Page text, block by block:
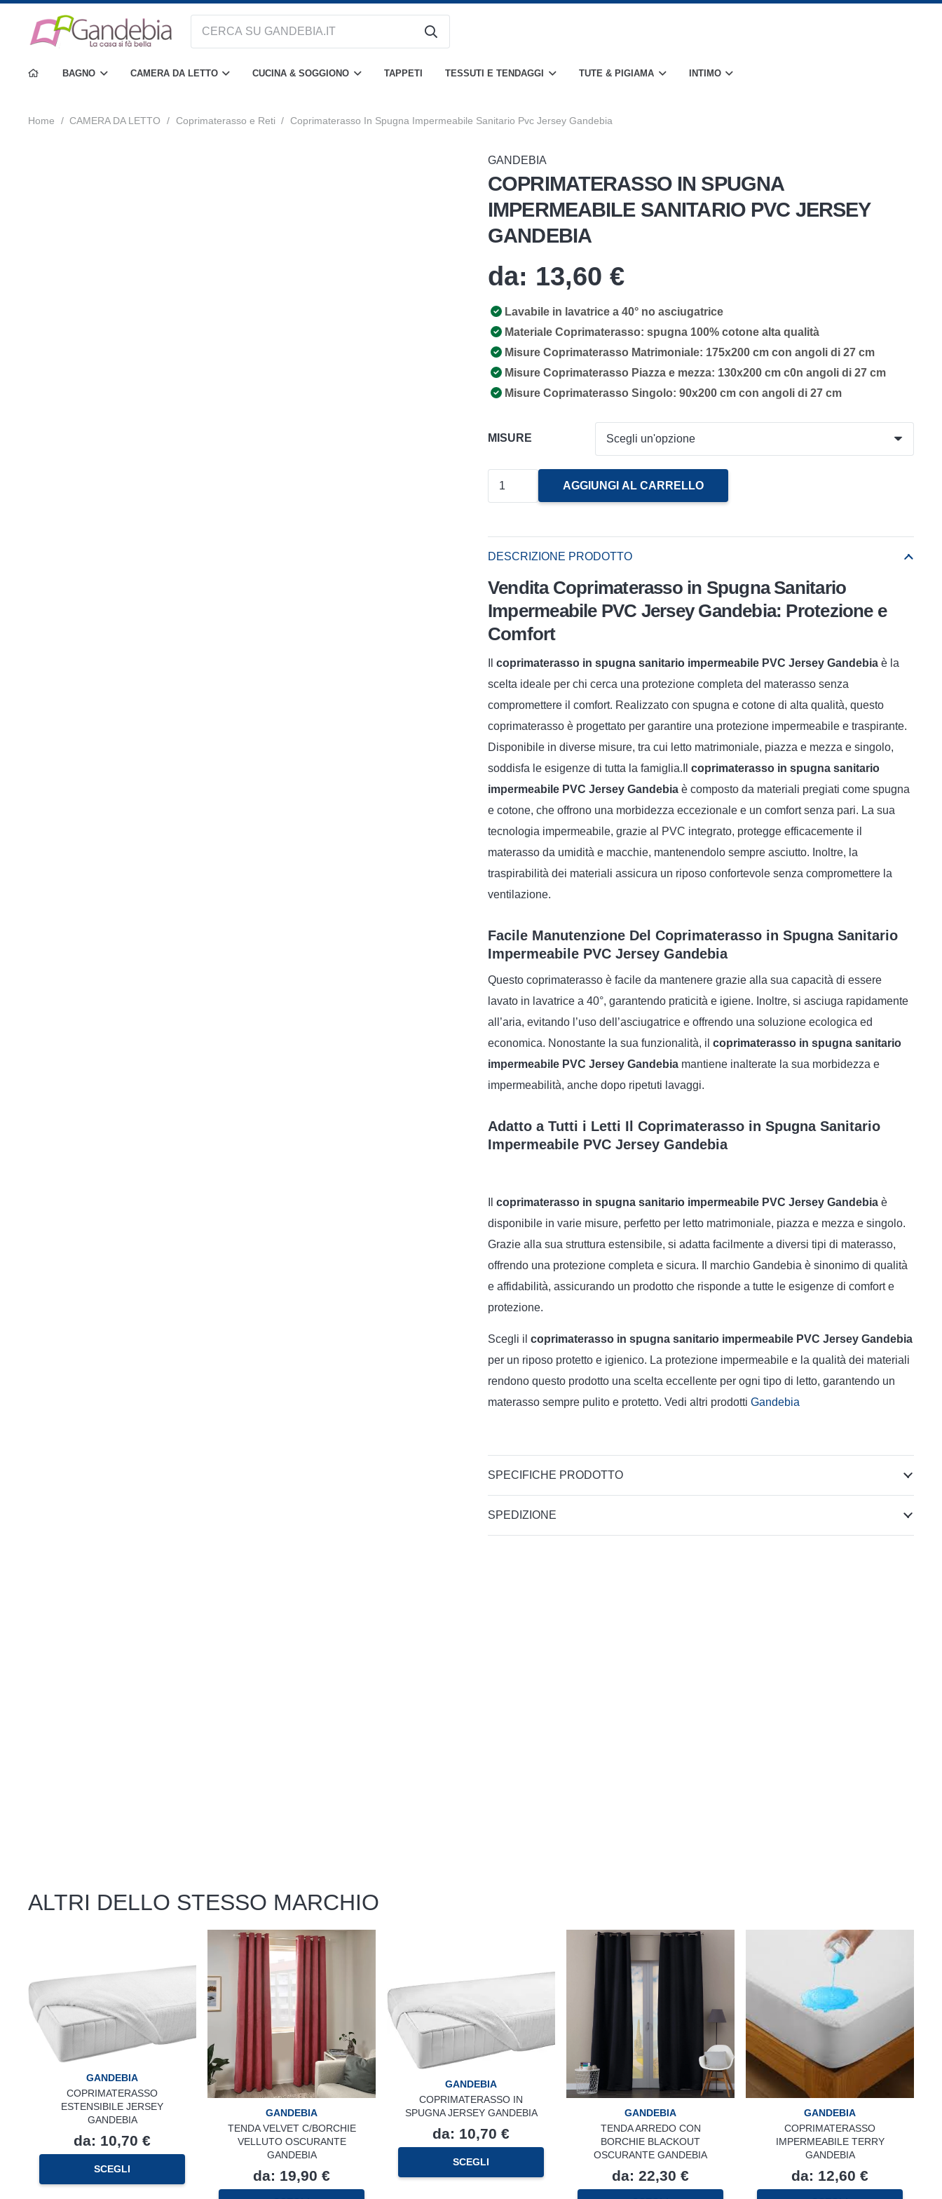
BAGNO CAMERA DA LETTO CUCINA & SOGGIONO TAPPETI TESSUTI E TENDAGGI TUTE & PIGIAMA INTIMO
Home / CAMERA DA LETTO / Coprimaterasso e Reti / Coprimaterasso In Spugna Impermeabile Sanitario Pvc Jersey Gandebia
GANDEBIA
COPRIMATERASSO IN SPUGNA
IMPERMEABILE SANITARIO PVC JERSEY
GANDEBIA
da: 13,60 €
Lavabile in lavatrice a 40° no asciugatrice
Materiale Coprimaterasso: spugna 100% cotone alta qualità
Misure Coprimaterasso Matrimoniale: 175x200 cm con angoli di 27 cm
Misure Coprimaterasso Piazza e mezza: 130x200 cm c0n angoli di 27 cm
Misure Coprimaterasso Singolo: 90x200 cm con angoli di 27 cm
MISURE
Coprimaterasso
In
Sanitario
Pvc
Jersey
Gandebia
AGGIUNGI AL CARRELLO
DESCRIZIONE PRODOTTO
Vendita Coprimaterasso in Spugna Sanitario
Impermeabile PVC Jersey Gandebia: Protezione e
Comfort
coprimaterasso in spugna sanitario impermeabile PVC Jersey Gandebia è la
scelta ideale per chi cerca una protezione completa del materasso senza
compromettere il comfort. Realizzato con spugna e cotone di alta qualità, questo
coprimaterasso è progettato per garantire una protezione impermeabile e traspirante.
Disponibile in diverse misure, tra cui letto matrimoniale, piazza e mezza e singolo,
soddisfa le esigenze di tutta la famiglia.Il coprimaterasso in spugna sanitario
impermeabile PVC Jersey Gandebia è composto da materiali pregiati come spugna
e cotone, che offrono una morbidezza eccezionale e un comfort senza pari. La sua
tecnologia impermeabile, grazie al PVC integrato, protegge efficacemente il
materasso da umidità e macchie, mantenendolo sempre asciutto. Inoltre, la
traspirabilità dei materiali assicura un riposo confortevole senza compromettere la
ventilazione.
Facile Manutenzione Del Coprimaterasso in Spugna Sanitario
Impermeabile PVC Jersey Gandebia
Questo coprimaterasso è facile da mantenere grazie alla sua capacità di essere
lavato in lavatrice a 40°, garantendo praticità e igiene. Inoltre, si asciuga rapidamente
all’aria, evitando l’uso dell’asciugatrice e offrendo una soluzione ecologica ed
economica. Nonostante la sua funzionalità, il coprimaterasso in spugna sanitario
impermeabile PVC Jersey Gandebia mantiene inalterate la sua morbidezza e
impermeabilità, anche dopo ripetuti lavaggi.
Adatto a Tutti i Letti Il Coprimaterasso in Spugna Sanitario
Impermeabile PVC Jersey Gandebia
coprimaterasso in spugna sanitario impermeabile PVC Jersey Gandebia è
disponibile in varie misure, perfetto per letto matrimoniale, piazza e mezza e singolo.
Grazie alla sua struttura estensibile, si adatta facilmente a diversi tipi di materasso,
offrendo una protezione completa e sicura. Il marchio Gandebia è sinonimo di qualità
e affidabilità, assicurando un prodotto che risponde a tutte le esigenze di comfort e
protezione.
Scegli il coprimaterasso in spugna sanitario impermeabile PVC Jersey Gandebia
per un riposo protetto e igienico. La protezione impermeabile e la qualità dei materiali
rendono questo prodotto una scelta eccellente per ogni tipo di letto, garantendo un
materasso sempre pulito e protetto. Vedi altri prodotti Gandebia
SPECIFICHE PRODOTTO
SPEDIZIONE
ALTRI DELLO STESSO MARCHIO
GANDEBIA
COPRIMATERASSO
ESTENSIBILE JERSEY
GANDEBIA
da: 10,70 €
SCEGLI
GANDEBIA
TENDA VELVET C/BORCHIE
VELLUTO OSCURANTE
GANDEBIA
da: 19,90 €
Questo
GANDEBIA
COPRIMATERASSO IN
SPUGNA JERSEY GANDEBIA
da: 10,70 €
SCEGLI
GANDEBIA
TENDA ARREDO CON
BORCHIE BLACKOUT
OSCURANTE GANDEBIA
da: 22,30 €
Questo
GANDEBIA
COPRIMATERASSO
IMPERMEABILE TERRY
GANDEBIA
da: 12,60 €
Questo